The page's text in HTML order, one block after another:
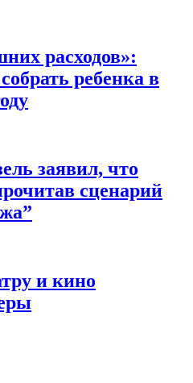
расходов»:
ребенка в
заявил, что
сценарий
и кино